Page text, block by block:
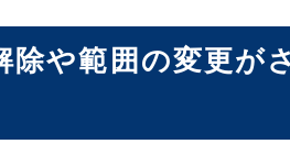
除や範囲の変更が